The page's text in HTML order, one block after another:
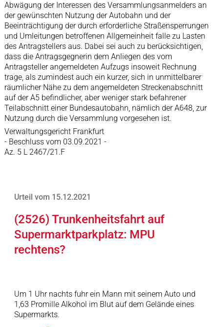
Abwägung der Interessen des Versammlungsanmelders an
der gewünschten Nutzung der Autobahn und der
Beeinträchtigung der durch erforderliche Straßensperrungen
und Umleitungen betroffenen Allgemeinheit falle zu Lasten
des Antragstellers aus. Dabei sei auch zu berücksichtigen,
dass die Antragsgegnerin dem Anliegen des vom
Antragsteller angemeldeten Aufzugs insoweit Rechnung
trage, als zumindest auch ein kurzer, sich in unmittelbarer
räumlicher Nähe zu dem angemeldeten Streckenabschnitt
auf der A5 befindlicher, aber weniger stark befahrener
Teilabschnitt einer Bundesautobahn, nämlich der A648, zur
Nutzung durch die Versammlung vorgesehen ist.
Verwaltungsgericht Frankfurt
- Beschluss vom 03.09.2021 -
Az. 5 L 2467/21.F
Urteil vom 15.12.2021
(2526) Trunkenheitsfahrt auf
Supermarktparkplatz: MPU
rechtens?
Um 1 Uhr nachts fuhr ein Mann mit seinem Auto und
1,63 Promille Alkohol im Blut auf dem Gelände eines
Supermarkts.